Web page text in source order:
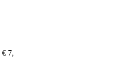
€ 7,